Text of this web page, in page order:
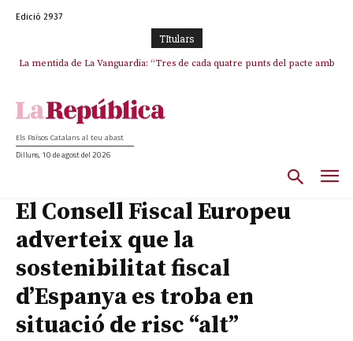
Edició 2937
TItulars
La mentida de La Vanguardia: “Tres de cada quatre punts del pacte amb
La covardia de l’independentisme català frena la caiguda de l’Estat a
Els Països Catalans al teu abast
Dilluns, 10 de agost del 2026
El Consell Fiscal Europeu
adverteix que la
sostenibilitat fiscal
d’Espanya es troba en
situació de risc “alt”